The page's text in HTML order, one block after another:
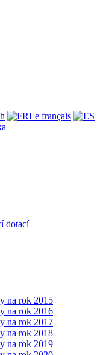
Le français
dotací
na rok 2015
na rok 2016
na rok 2017
na rok 2018
na rok 2019